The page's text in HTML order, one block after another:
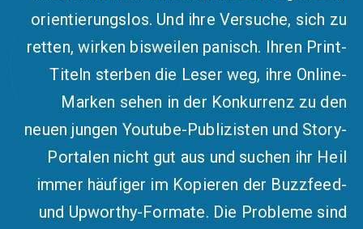
orientierungslos. Und ihre Versuche, sich zu
retten, wirken bisweilen panisch. Ihren Print-
Titeln sterben die Leser weg, ihre Online-
Marken sehen in der Konkurrenz zu den
neuen jungen Youtube-Publizisten und Story-
Portalen nicht gut aus und suchen ihr Heil
immer häufiger im Kopieren der Buzzfeed-
und Upworthy-Formate. Die Probleme sind